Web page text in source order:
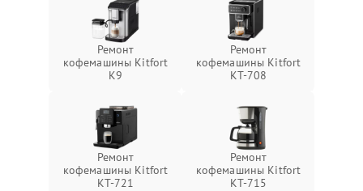
Ремонт
кофемашины Kitfort
K9
Ремонт
кофемашины Kitfort
KT-708
Ремонт
кофемашины Kitfort
KT-721
Ремонт
кофемашины Kitfort
KT-715